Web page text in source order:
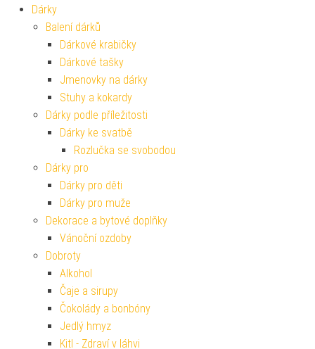
Dárky
Balení dárků
Dárkové krabičky
Dárkové tašky
Jmenovky na dárky
Stuhy a kokardy
Dárky podle příležitosti
Dárky ke svatbě
Rozlučka se svobodou
Dárky pro
Dárky pro děti
Dárky pro muže
Dekorace a bytové doplňky
Vánoční ozdoby
Dobroty
Alkohol
Čaje a sirupy
Čokolády a bonbóny
Jedlý hmyz
Kitl - Zdraví v láhvi